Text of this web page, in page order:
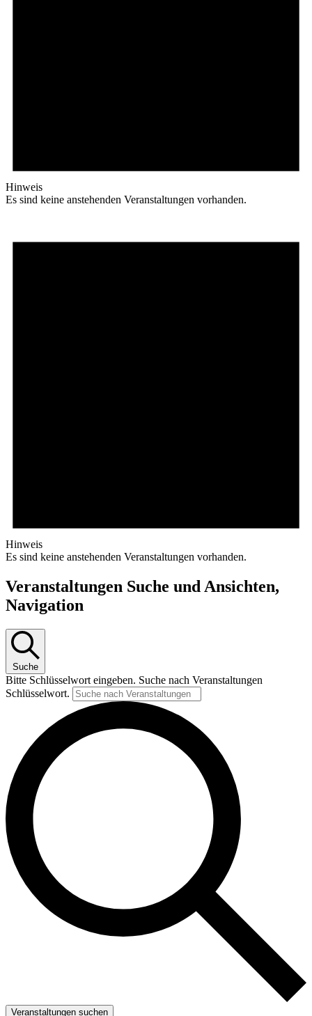
Hinweis
Es sind keine anstehenden Veranstaltungen vorhanden.
Hinweis
Es sind keine anstehenden Veranstaltungen vorhanden.
Veranstaltungen Suche und Ansichten,
Navigation
Suche
Bitte Schlüsselwort eingeben. Suche nach Veranstaltungen
Schlüsselwort.
Veranstaltungen suchen